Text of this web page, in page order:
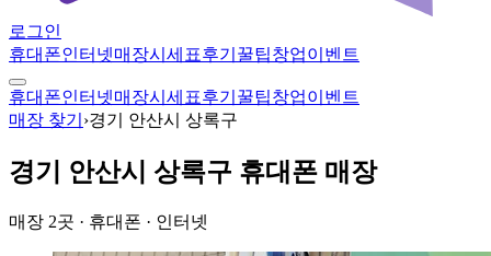
로그인
휴대폰인터넷매장시세표후기 꿀팁창업이벤트
휴대폰인터넷매장시세표후기 꿀팁창업이벤트
매장 찾기 ›경기 안산시 상록구
경기 안산시 상록구 휴대폰 매장
매장 2곳 · 휴대폰 · 인터넷